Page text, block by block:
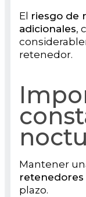
El riesgo de
adicionales,
retenedor.
Mantener
retenedores
plazo.